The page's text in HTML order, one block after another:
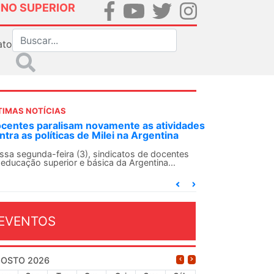
SUPERIOR
NOTÍCIAS
SN convoca docentes para Dia de
Internacionalista com Cuba em
de agosto
SN conclama suas seções sindicais e o